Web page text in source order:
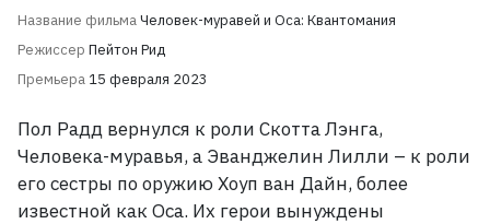
Название фильмаЧеловек-муравей и Оса: Квантомания
Режиссер Пейтон Рид
Премьера 15 февраля 2023
Пол Радд вернулся к роли Скотта Лэнга,
Человека-муравья, а Эванджелин Лилли – к роли
его сестры по оружию Хоуп ван Дайн, более
известной как Оса. Их герои вынуждены